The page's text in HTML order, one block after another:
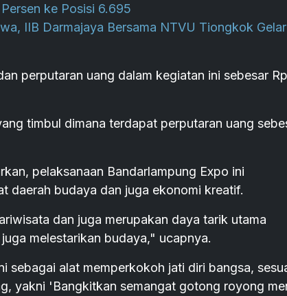
ke Posisi 6.695
IIB Darmajaya Bersama NTVU Tiongkok Gelar
perputaran uang dalam kegiatan ini sebesar
timbul dimana terdapat perputaran uang
pelaksanaan Bandarlampung Expo ini
daerah budaya dan juga ekonomi kreatif.
dan juga merupakan daya tarik utama
melestarikan budaya," ucapnya.
sebagai alat memperkokoh jati diri bangsa,
yakni 'Bangkitkan semangat gotong royong